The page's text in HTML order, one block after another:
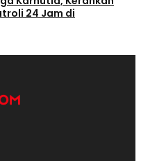
24 Jam di